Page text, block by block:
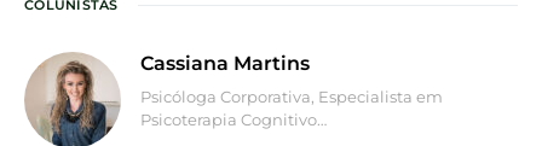
COLUNISTAS
Cassiana Martins
Psicóloga Corporativa, Especialista em
Psicoterapia Cognitivo…